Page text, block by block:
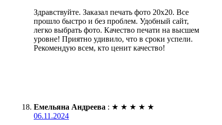
Здравствуйте. Заказал печать фото 20х20. Все
прошло быстро и без проблем. Удобный сайт,
легко выбрать фото. Качество печати на высшем
уровне! Приятно удивило, что в сроки успели.
Рекомендую всем, кто ценит качество!
Емельяна Андреева : ★ ★ ★ ★ ★
06.11.2024